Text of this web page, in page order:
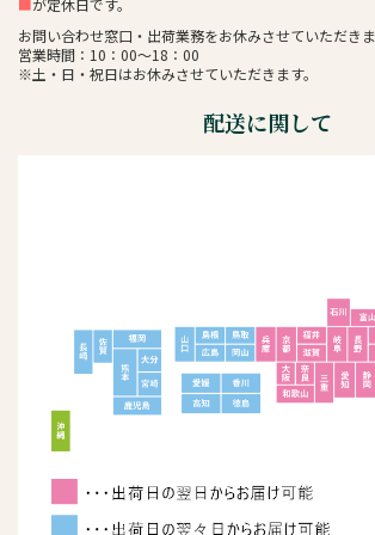
お問い合わせ窓口・出荷業務をお休みさせていただきま
営業時間：10：00～18：00
※土・日・祝日はお休みさせていただきます。
配送に関して